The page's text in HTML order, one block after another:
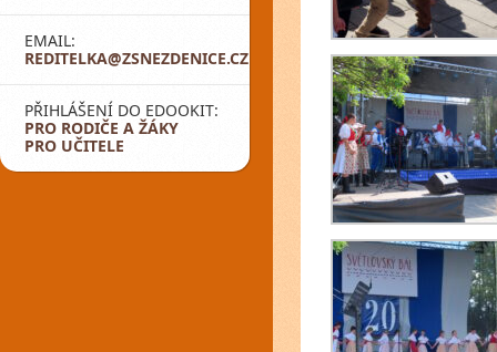
EMAIL:
REDITELKA@ZSNEZDENICE.CZ
PŘIHLÁŠENÍ DO EDOOKIT:
PRO RODIČE A ŽÁKY
PRO UČITELE